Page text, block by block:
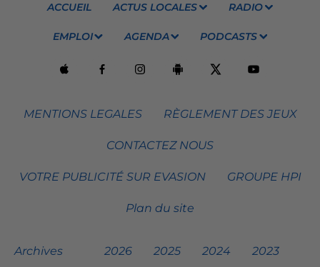
ACCUEIL ACTUS LOCALES RADIO
EMPLOI AGENDA PODCASTS
MENTIONS LEGALES RÈGLEMENT DES JEUX
CONTACTEZ NOUS
VOTRE PUBLICITÉ SUR EVASION GROUPE HPI
Plan du site
Archives 2026 2025 2024 2023